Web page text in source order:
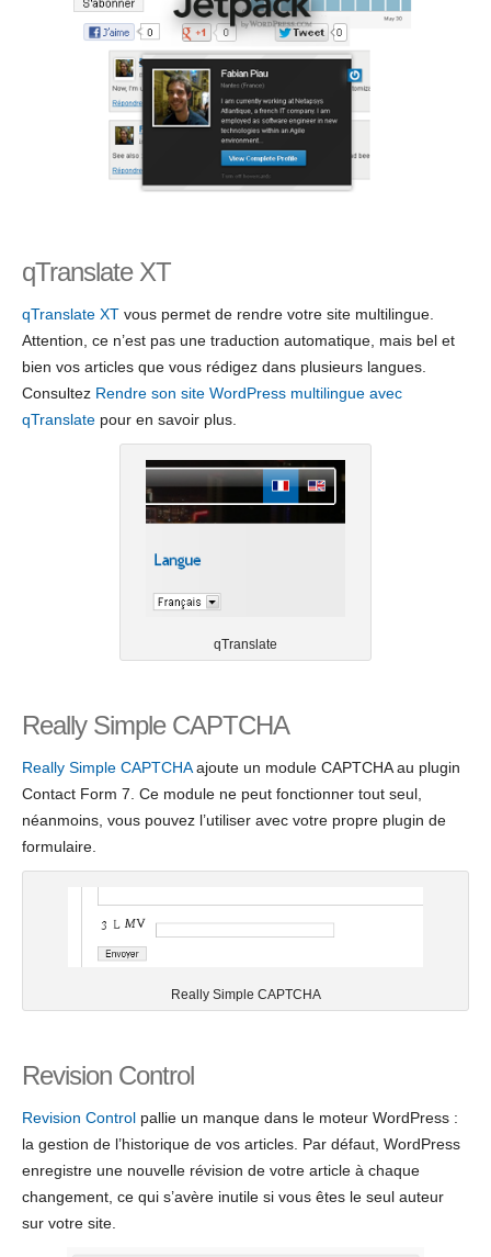
qTranslate XT
qTranslate XT vous permet de rendre votre site multilingue.
Attention, ce n’est pas une traduction automatique, mais bel et
bien vos articles que vous rédigez dans plusieurs langues.
Consultez Rendre son site WordPress multilingue avec
qTranslate pour en savoir plus.
qTranslate
Really Simple CAPTCHA
Really Simple CAPTCHAajoute un module CAPTCHA au plugin
Contact Form 7. Ce module ne peut fonctionner tout seul,
néanmoins, vous pouvez l’utiliser avec votre propre plugin de
formulaire.
Really Simple CAPTCHA
Revision Control
Revision Control pallie un manque dans le moteur WordPress :
la gestion de l’historique de vos articles. Par défaut, WordPress
enregistre une nouvelle révision de votre article à chaque
changement, ce qui s’avère inutile si vous êtes le seul auteur
sur votre site.